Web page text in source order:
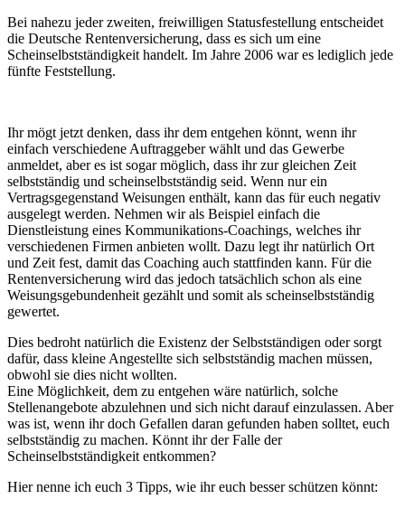
Bei nahezu jeder zweiten, freiwilligen Statusfestellung entscheidet
die Deutsche Rentenversicherung, dass es sich um eine
Scheinselbstständigkeit handelt. Im Jahre 2006 war es lediglich jede
fünfte Feststellung.
Ihr mögt jetzt denken, dass ihr dem entgehen könnt, wenn ihr
einfach verschiedene Auftraggeber wählt und das Gewerbe
anmeldet, aber es ist sogar möglich, dass ihr zur gleichen Zeit
selbstständig und scheinselbstständig seid. Wenn nur ein
Vertragsgegenstand Weisungen enthält, kann das für euch negativ
ausgelegt werden. Nehmen wir als Beispiel einfach die
Dienstleistung eines Kommunikations-Coachings, welches ihr
verschiedenen Firmen anbieten wollt. Dazu legt ihr natürlich Ort
und Zeit fest, damit das Coaching auch stattfinden kann. Für die
Rentenversicherung wird das jedoch tatsächlich schon als eine
Weisungsgebundenheit gezählt und somit als scheinselbstständig
gewertet.
Dies bedroht natürlich die Existenz der Selbstständigen oder sorgt
dafür, dass kleine Angestellte sich selbstständig machen müssen,
obwohl sie dies nicht wollten.
Eine Möglichkeit, dem zu entgehen wäre natürlich, solche
Stellenangebote abzulehnen und sich nicht darauf einzulassen. Aber
was ist, wenn ihr doch Gefallen daran gefunden haben solltet, euch
selbstständig zu machen. Könnt ihr der Falle der
Scheinselbstständigkeit entkommen?
Hier nenne ich euch 3 Tipps, wie ihr euch besser schützen könnt: